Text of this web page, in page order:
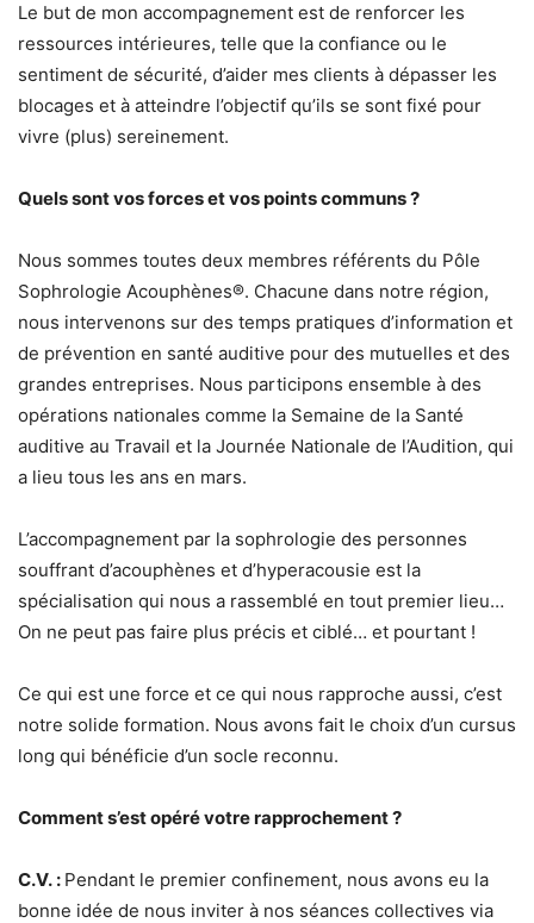
Le but de mon accompagnement est de renforcer les
ressources intérieures, telle que la confiance ou le
sentiment de sécurité, d’aider mes clients à dépasser les
blocages et à atteindre l’objectif qu’ils se sont fixé pour
vivre (plus) sereinement.
Quels sont vos forces et vos points communs ?
Nous sommes toutes deux membres référents du Pôle
Sophrologie Acouphènes®. Chacune dans notre région,
nous intervenons sur des temps pratiques d’information et
de prévention en santé auditive pour des mutuelles et des
grandes entreprises. Nous participons ensemble à des
opérations nationales comme la Semaine de la Santé
auditive au Travail et la Journée Nationale de l’Audition, qui
a lieu tous les ans en mars.
L’accompagnement par la sophrologie des personnes
souffrant d’acouphènes et d’hyperacousie est la
spécialisation qui nous a rassemblé en tout premier lieu…
On ne peut pas faire plus précis et ciblé… et pourtant !
Ce qui est une force et ce qui nous rapproche aussi, c’est
notre solide formation. Nous avons fait le choix d’un cursus
long qui bénéficie d’un socle reconnu.
Comment s’est opéré votre rapprochement ?
C.V. : Pendant le premier confinement, nous avons eu la
bonne idée de nous inviter à nos séances collectives via